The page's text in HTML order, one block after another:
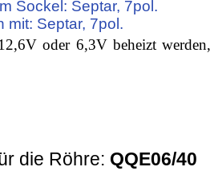
Sockel: Septar, 7pol.
mit: Septar, 7pol.
oder 6,3V beheizt werden,
die Röhre: QQE06/40